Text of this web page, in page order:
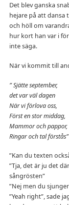
Det blev ganska
hejare på att dansa
och höll om
hur kort han var i
inte säga.
När vi kommit till
” Sjätte september,
det var väl dagen
När vi förlova oss,
Först en stor middag,
Mammor och pappor,
Ringar och tal förstås”
”Kan du texten
”Tja, det är ju det
sångrösten”
”Nej men du
”Yeah right”, sade